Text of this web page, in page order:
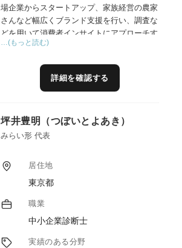
場企業からスタートアップ、家族経営の農家
さんなど幅広くブランド支援を行い、調査な
どを用いて消費者インサイトにアプローチす
る手法で、効果的なブランド戦略作成に貢献
No.1を獲得したり、20倍の売上を記録する
など、結果を重視した施策を立案します。
まえた助言が可能です。
主な受賞歴：グッドデザイン賞、日本パッケ
…(もっと読む)
詳細を確認する
坪井豊明（つぼいとよあき）
みらい形 代表
居住地
東京都
職業
中小企業診断士
実績のある分野